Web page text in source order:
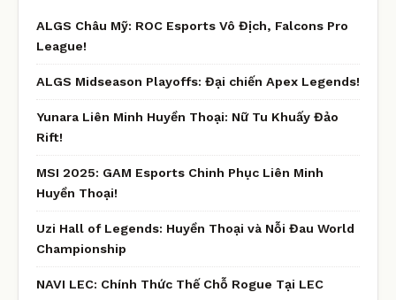
ALGS Châu Mỹ: ROC Esports Vô Địch, Falcons Pro
League!
ALGS Midseason Playoffs: Đại chiến Apex Legends!
Yunara Liên Minh Huyền Thoại: Nữ Tu Khuấy Đảo
Rift!
MSI 2025: GAM Esports Chinh Phục Liên Minh
Huyền Thoại!
Uzi Hall of Legends: Huyền Thoại và Nỗi Đau World
Championship
NAVI LEC: Chính Thức Thế Chỗ Rogue Tại LEC